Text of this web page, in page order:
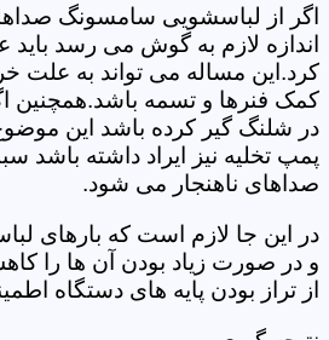
اگر از لباسشویی سامسونگ
اندازه لازم به گوش می رسد باید
کرد.این مساله می تواند به علت
کمک فنرها و تسمه
در شلنگ گیر کرده باشد این
پمپ تخلیه نیز ایراد داشته
صداهای ناهنجار می شود.
در این جا لازم است که بارهای
و در صورت زیاد بودن آن ها را
از تراز بودن پایه های دستگاه